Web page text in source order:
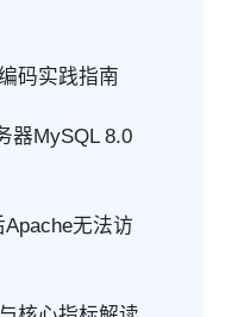
码实践指南
器MySQL 8.0
无法访